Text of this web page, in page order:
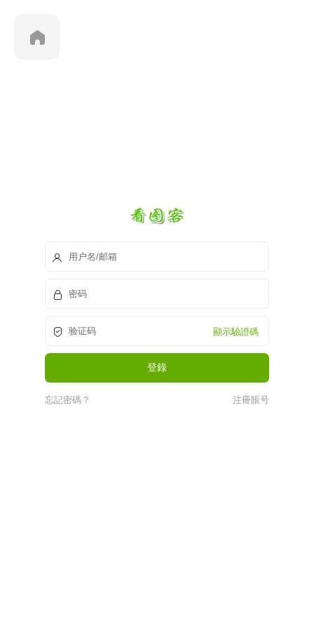
顯示驗證碼
忘記密碼？ 注冊賬号